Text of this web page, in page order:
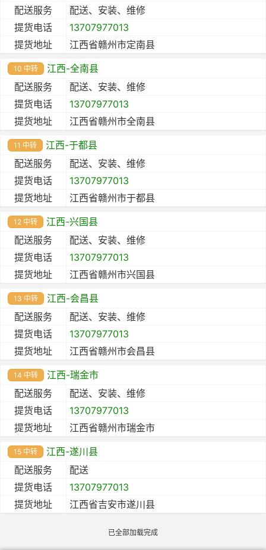
配送服务
配送、安装、维修
提货电话
13707977013
提货地址
江西省赣州市定南县
10 中转
江西-全南县
配送服务
配送、安装、维修
提货电话
13707977013
提货地址
江西省赣州市全南县
11 中转
江西-于都县
配送服务
配送、安装、维修
提货电话
13707977013
提货地址
江西省赣州市于都县
12 中转
江西-兴国县
配送服务
配送、安装、维修
提货电话
13707977013
提货地址
江西省赣州市兴国县
13 中转
江西-会昌县
配送服务
配送、安装、维修
提货电话
13707977013
提货地址
江西省赣州市会昌县
14 中转
江西-瑞金市
配送服务
配送、安装、维修
提货电话
13707977013
提货地址
江西省赣州市瑞金市
15 中转
江西-遂川县
配送服务
配送
提货电话
13707977013
提货地址
江西省吉安市遂川县
已全部加载完成